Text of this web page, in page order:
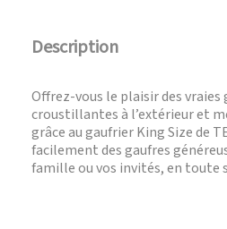
Description
Offrez-vous le plaisir des vraies
croustillantes à l’extérieur et
grâce au gaufrier King Size de
facilement des gaufres
famille ou vos invités, en toute